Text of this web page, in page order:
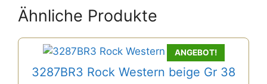
Ähnliche Produkte
ANGEBOT!
3287BR3 Rock Western beige Gr 38